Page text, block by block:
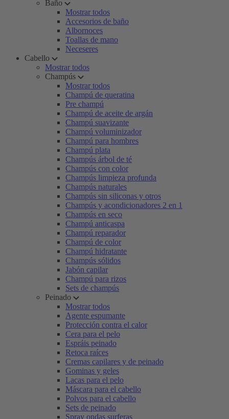
Baño
Mostrar todos
Accesorios de baño
Albornoces
Toallas de mano
Neceseres
Cabello
Mostrar todos
Champús
Mostrar todos
Champú de queratina
Pre champú
Champú de aceite de argán
Champú suavizante
Champú voluminizador
Champú para hombres
Champú plata
Champús árbol de té
Champús con color
Champús limpieza profunda
Champús naturales
Champús sin siliconas y otros
Champús y acondicionadores 2 en 1
Champús en seco
Champú anticaspa
Champú reparador
Champú de color
Champú hidratante
Champús sólidos
Jabón capilar
Champú para rizos
Sets de champús
Peinado
Mostrar todos
Agente espumante
Protección contra el calor
Cera para el pelo
Espráis peinado
Retoca raíces
Cremas capilares y de peinado
Gominas y geles
Lacas para el pelo
Máscara para el cabello
Polvos para el cabello
Sets de peinado
Spray ondas surferas